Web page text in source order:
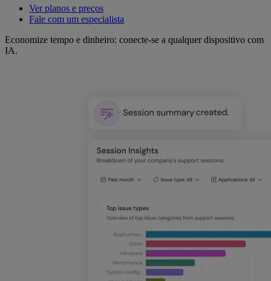
Ver planos e preços
Fale com um especialista
Economize tempo e dinheiro: conecte-se a qualquer dispositivo com
IA.